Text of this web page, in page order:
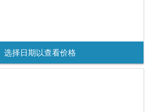
选择日期以查看价格